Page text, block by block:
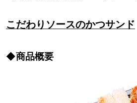
こだわりソースのかつサンド
◆商品概要